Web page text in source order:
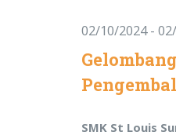
02/10/2024-
SMK St Louis